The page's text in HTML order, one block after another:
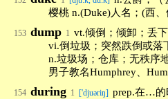
樱桃 n.(Duke)人名；(西
153 dump 1 vt.倾倒；倾卸；丢
vi.倒垃圾；突然跌倒或落
n.垃圾场；仓库；无秩序
男子教名Humphrey、
154 during 1 ['djuəriŋ] prep.在…